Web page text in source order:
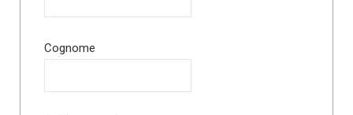
Cognome